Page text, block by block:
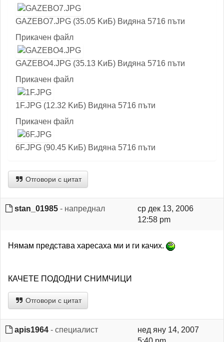
GAZEBO7.JPG (35.05 KиБ) Видяна 5716 пъти
Прикачен файл
GAZEBO4.JPG (35.13 KиБ) Видяна 5716 пъти
Прикачен файл
1F.JPG (12.32 KиБ) Видяна 5716 пъти
Прикачен файл
6F.JPG (90.45 KиБ) Видяна 5716 пъти
Отговори с цитат
stan_01985 - напреднал
ср дек 13, 2006
12:58 pm
Нямам представа харесаха ми и ги качих.
КАЧЕТЕ ПОДОДНИ СНИМЧИЦИ
Отговори с цитат
apis1964 - специалист
нед яну 14, 2007